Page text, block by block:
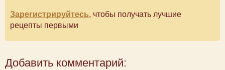
Зарегистрируйтесь, чтобы получать лучшие
рецепты первыми
Добавить комментарий: